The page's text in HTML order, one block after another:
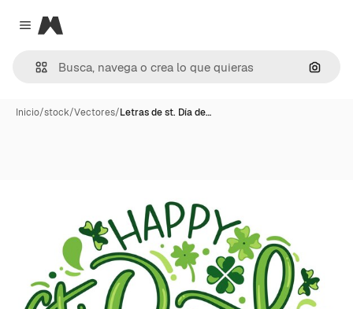
Close menu
Magnific
Inicio/stock/Vectores/Letras de st. Día de…